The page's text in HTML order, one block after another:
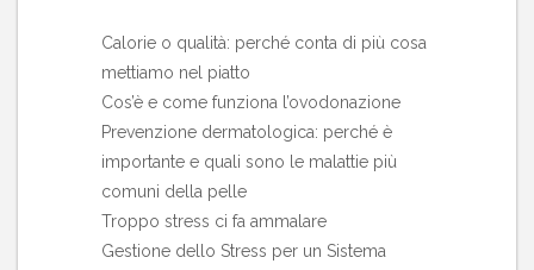
Calorie o qualità: perché conta di più cosa
mettiamo nel piatto
Cos’è e come funziona l’ovodonazione
Prevenzione dermatologica: perché è
importante e quali sono le malattie più
comuni della pelle
Troppo stress ci fa ammalare
Gestione dello Stress per un Sistema